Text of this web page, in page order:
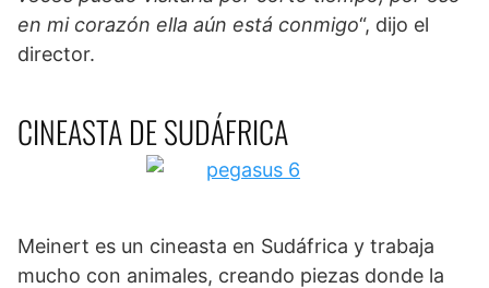
en mi corazón ella aún está conmigo“, dijo el
director.
CINEASTA DE SUDÁFRICA
Meinert es un cineasta en Sudáfrica y trabaja
mucho con animales, creando piezas donde la